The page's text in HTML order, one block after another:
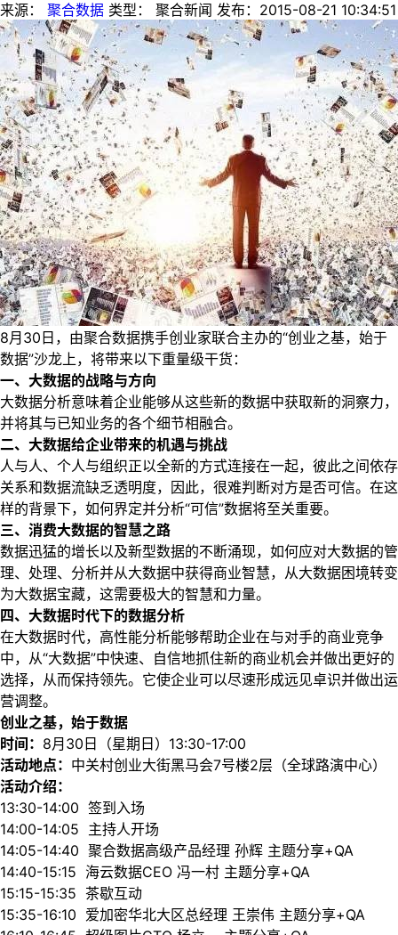
来源： 聚合数据 类型： 聚合新闻 发布： 2015-08-21 10:34:51
8月30日，由聚合数据携手创业家联合主办的“创业之基，始于
数据”沙龙上，将带来以下重量级干货：
一、大数据的战略与方向
大数据分析意味着企业能够从这些新的数据中获取新的洞察力，
并将其与已知业务的各个细节相融合。
二、大数据给企业带来的机遇与挑战
人与人、个人与组织正以全新的方式连接在一起，彼此之间依存
关系和数据流缺乏透明度，因此，很难判断对方是否可信。在这
样的背景下，如何界定并分析“可信”数据将至关重要。
三、消费大数据的智慧之路
数据迅猛的增长以及新型数据的不断涌现，如何应对大数据的管
理、处理、分析并从大数据中获得商业智慧，从大数据困境转变
为大数据宝藏，这需要极大的智慧和力量。
四、大数据时代下的数据分析
在大数据时代，高性能分析能够帮助企业在与对手的商业竞争
中，从“大数据”中快速、自信地抓住新的商业机会并做出更好的
选择，从而保持领先。它使企业可以尽速形成远见卓识并做出运
营调整。
创业之基，始于数据
时间： 8月30日（星期日）13:30-17:00
活动地点： 中关村创业大街黑马会7号楼2层（全球路演中心）
活动介绍：
13:30-14:00 签到入场
14:00-14:05 主持人开场
14:05-14:40 聚合数据高级产品经理 孙辉 主题分享+QA
14:40-15:15 海云数据CEO 冯一村 主题分享+QA
15:15-15:35 茶歇互动
15:35-16:10 爱加密华北大区总经理 王崇伟 主题分享+QA